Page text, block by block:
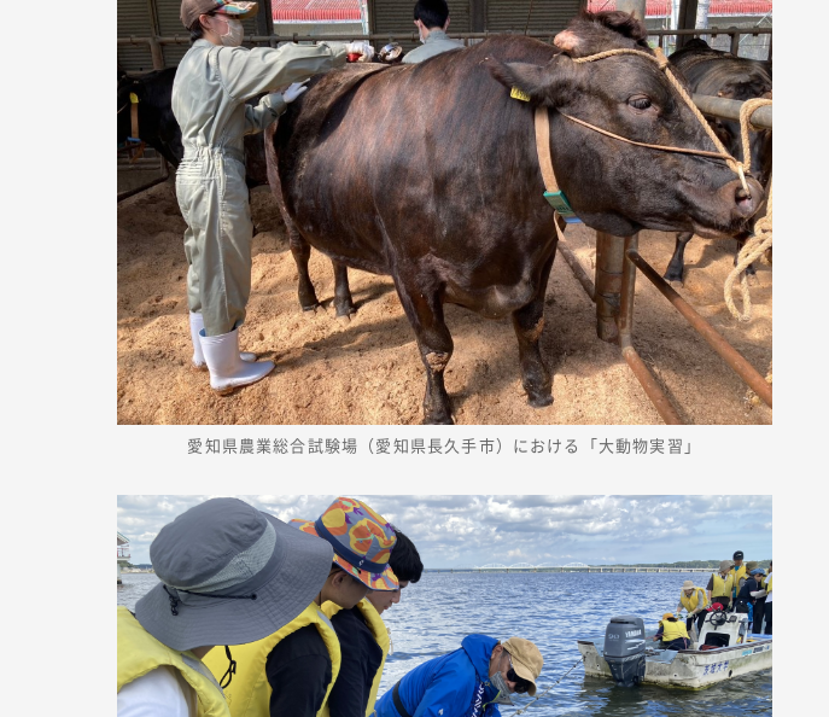
愛知県農業総合試験場（愛知県長久手市）における「大動物実習」